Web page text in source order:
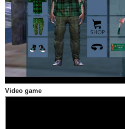
Video game